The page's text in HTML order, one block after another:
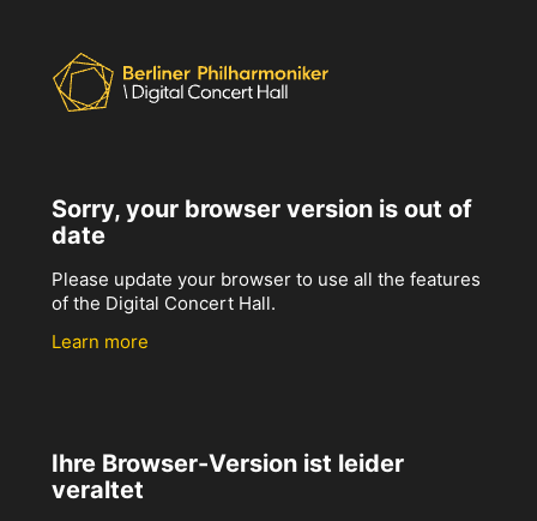
Sorry, your browser version is out of
date
Please update your browser to use all the features
of the Digital Concert Hall.
Learn more
Ihre Browser-Version ist leider
veraltet